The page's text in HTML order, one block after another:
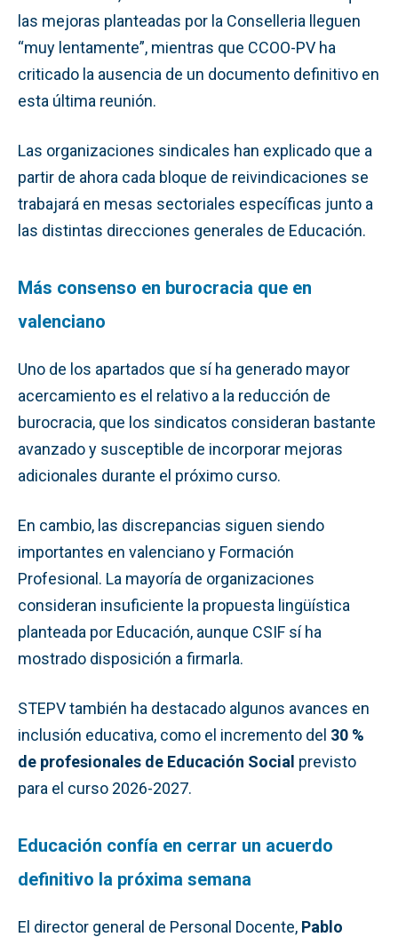
las mejoras planteadas por la Conselleria lleguen
“muy lentamente”, mientras que CCOO-PV ha
criticado la ausencia de un documento definitivo en
esta última reunión.
Las organizaciones sindicales han explicado que a
partir de ahora cada bloque de reivindicaciones se
trabajará en mesas sectoriales específicas junto a
las distintas direcciones generales de Educación.
Más consenso en burocracia que en
valenciano
Uno de los apartados que sí ha generado mayor
acercamiento es el relativo a la reducción de
burocracia, que los sindicatos consideran bastante
avanzado y susceptible de incorporar mejoras
adicionales durante el próximo curso.
En cambio, las discrepancias siguen siendo
importantes en valenciano y Formación
Profesional. La mayoría de organizaciones
consideran insuficiente la propuesta lingüística
planteada por Educación, aunque CSIF sí ha
mostrado disposición a firmarla.
STEPV también ha destacado algunos avances en
inclusión educativa, como el incremento del 30 %
de profesionales de Educación Social previsto
para el curso 2026-2027.
Educación confía en cerrar un acuerdo
definitivo la próxima semana
El director general de Personal Docente, Pablo